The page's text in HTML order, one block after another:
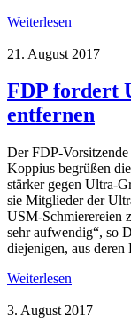
Weiterlesen
21. August 2017
FDP fordert
entfernen
Der FDP-
Koppius begrüßen
stärker gegen Ultra-
sie Mitglieder der
USM-Schmierereien
sehr aufwendig“, so
diejenigen, aus
Weiterlesen
3. August 2017